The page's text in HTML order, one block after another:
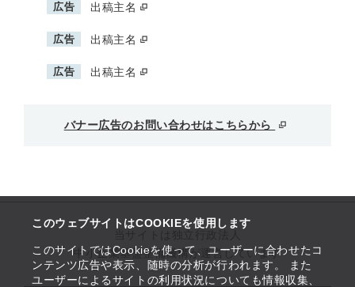
このウェブサイトはCOOKIEを使用します
このサイトではCookieを使って、ユーザーに合わせたコ
ンテンツ広告や表示、随時の分析が行われます。 また
ユーザーによるサイトの利用状況についても情報収集、
広告 出稿主名
広告 出稿主名
広告 出稿主名
バナー広告のお問い合わせはこちらから
中小企業基盤整備機構が運営しています